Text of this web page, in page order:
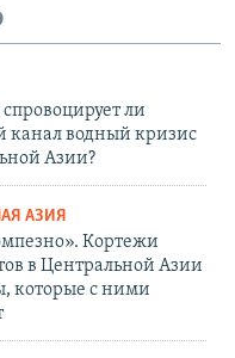
ли
канал водный кризис
Азии?
АЗИЯ
Кортежи
в Центральной Азии
которые с ними